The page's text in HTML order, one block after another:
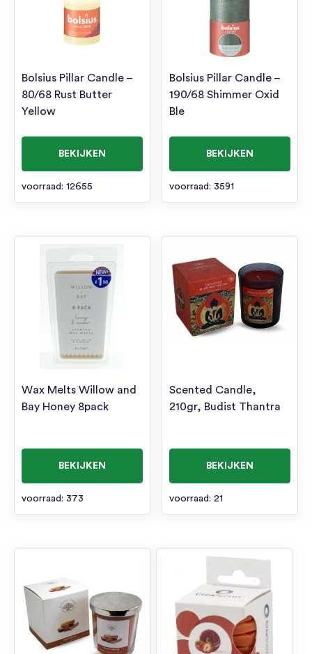
Bolsius Pillar Candle –
80/68 Rust Butter
Yellow
BEKIJKEN
voorraad: 12655
Bolsius Pillar Candle –
190/68 Shimmer Oxid
Ble
BEKIJKEN
voorraad: 3591
Wax Melts Willow and
Bay Honey 8pack
BEKIJKEN
voorraad: 373
Scented Candle,
210gr, Budist Thantra
BEKIJKEN
voorraad: 21